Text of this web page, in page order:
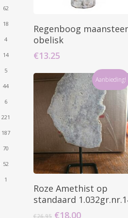
62
18
4
14
5
44
6
221
187
70
52
1
Toevoegen Aan
Winkelwagen
Regenboog
obelisk
€13.25
Aanbieding!
Toevoegen Aan
Winkelwagen
Roze Amethist op
standaard
Oorspronkelijke
€18.00Huidige